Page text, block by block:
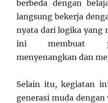
berbeda dengan
langsung bekerja
nyata dari logika yang
ini membuat
menyenangkan dan
Selain itu, kegiatan
generasi muda